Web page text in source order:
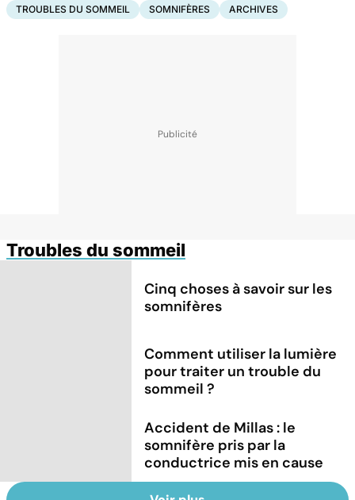
TROUBLES DU SOMMEIL SOMNIFÈRES ARCHIVES
Troubles du sommeil
Cinq choses à savoir sur les
somnifères
Comment utiliser la lumière
pour traiter un trouble du
sommeil ?
Accident de Millas : le
somnifère pris par la
conductrice mis en cause